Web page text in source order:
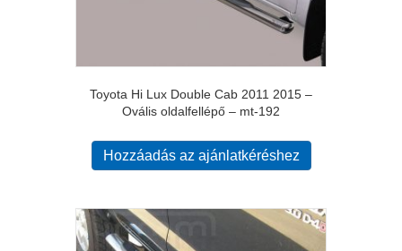
Toyota Hi Lux Double Cab 2011 2015 –
Ovális oldalfellépő – mt-192
Hozzáadás az ajánlatkéréshez